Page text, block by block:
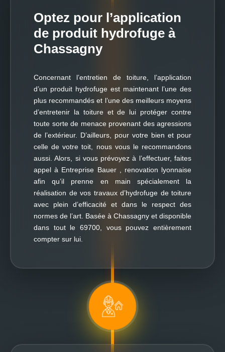
Optez pour l’application
de produit hydrofuge à
Chassagny
Concernant l’entretien de toiture, l’application
d’un produit hydrofuge est maintenant l’une des
plus recommandés et l’une des meilleurs moyens
d’entretenir la toiture et de lui protéger contre
toute sorte de menace provenant des agressions
de l’extérieur. D’ailleurs, pour votre bien et pour
celle de votre toit, nous vous le recommandons
aussi. Alors, si vous prévoyez à l’effectuer, faites
appel à Entreprise Bauer , renovation lyonnaise
afin qu’il prenne en main spécialement la
réalisation de vos travaux d’hydrofuge de toiture
avec plein d’efficacité et dans le respect des
normes de l’art. Basée à Chassagny et disponible
dans tout le 69700, vous pouvez entièrement
compter sur lui.